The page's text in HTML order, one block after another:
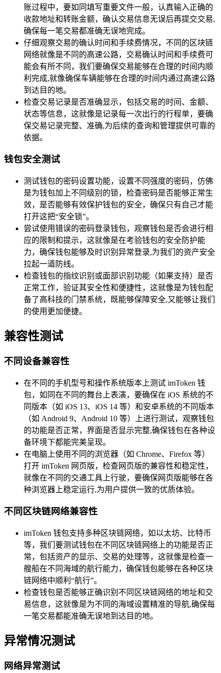
账过程中，要如同填写重要文件一般，认真输入正确的
收款地址和转账金额，确认交易信息无误后再提交交易,
确保每一笔交易都准确无误地完成。
仔细观察交易的确认时间和手续费情况，不同的区块链
网络就像是不同的高速公路，交易确认时间和手续费可
能会有所不同，我们要确保交易能够在合理的时间内顺
利完成,就像确保车辆能够在合理的时间内通过高速公路
到达目的地。
检查交易记录是否准确显示，包括交易的时间、金额、
状态等信息，这就像是记录每一次出行的行程单，要确
保交易记录完整、准确,为后续的查询和管理提供可靠的
依据。
钱包安全测试
测试钱包的密码设置功能，设置不同强度的密码，仿佛
是为钱包加上不同级别的锁，检查密码是否能够正常生
效，是否能够有效保护钱包的安全，确保只有自己才能
打开这把“安全锁”。
尝试使用错误的密码登录钱包，观察钱包是否会进行相
应的限制和提示，这就像是在考验钱包的安全防护能
力，确保钱包能够及时识别异常登录,为我们的资产安全
拉起一道防线。
检查钱包的指纹识别或面部识别功能（如果支持）是否
正常工作，验证其安全性和便捷性，这就像是为钱包配
备了高科技的门禁系统，既能够保障安全,又能够让我们
的使用更加便捷。
兼容性测试
不同设备兼容性
在不同的手机型号和操作系统版本上测试 imToken 钱
包，如同在不同的舞台上表演，要确保在 iOS 系统的不
同版本（如 iOS 13、iOS 14 等）和安卓系统的不同版本
（如 Android 9、Android 10 等）上进行测试，观察钱包
的功能是否正常，界面是否显示完整,确保钱包在各种设
备环境下都能完美呈现。
在电脑上使用不同的浏览器（如 Chrome、Firefox 等）
打开 imToken 网页版，检查网页版的兼容性和稳定性，
就像在不同的交通工具上行驶，要确保网页版能够在各
种浏览器上稳定运行,为用户提供一致的优质体验。
不同区块链网络兼容性
imToken 钱包支持多种区块链网络，如以太坊、比特币
等，我们要测试钱包在不同区块链网络上的功能是否正
常，包括资产的显示、交易的处理等，这就像是检查一
艘船在不同海域的航行能力，确保钱包能够在各种区块
链网络中顺利“航行”。
检查钱包是否能够正确识别不同区块链网络的地址和交
易信息，这就像是为不同的海域设置精准的导航,确保每
一笔交易都能准确无误地到达目的地。
异常情况测试
网络异常测试